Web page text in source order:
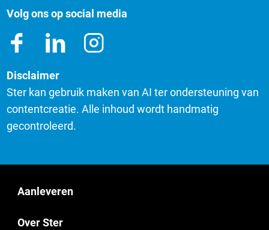
Volg ons op social media
Disclaimer
Ster kan gebruik maken van AI ter ondersteuning van
contentcreatie. Alle inhoud wordt handmatig
gecontroleerd.
Aanleveren
Over Ster